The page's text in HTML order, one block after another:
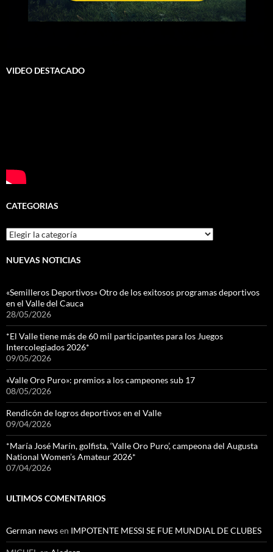
VIDEO DESTACADO
CATEGORIAS
Categorias
NUEVAS NOTICIAS
«Semilleros Deportivos» Otro de los exitosos programas deportivos
en el Valle del Cauca
28/05/2026
*El Valle tiene más de 60 mil participantes para los Juegos
Intercolegiados 2026*
09/05/2026
«Valle Oro Puro»: premios a los campeones sub 17
08/05/2026
Rendicón de logros deportivos en el Valle
09/04/2026
*María José Marín, golfista, ‘Valle Oro Puro’, campeona del Augusta
National Women’s Amateur 2026*
07/04/2026
ULTIMOS COMENTARIOS
German newsen IMPOTENTE MESSI SE FUE MUNDIAL DE CLUBES